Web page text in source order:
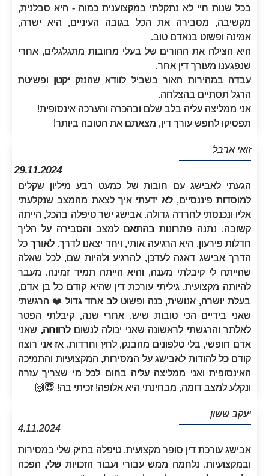
בכל שנות חיי לא נתקלתי במקצוענית כמוה - היא סבלנית,
מקשיבה, מסבירה את הכל בגובה העיניים, היא ישרה,
אמינה ופשוט בנאדם טוב.
היא הצילה את ההורים של בעלי מחובות מתגלגלים, אחרי
שנפגענו מעורך דין אחר.
עבדה במהירות האור בשביל לוודא שהנזק יקטן ופשיטת
הרגל תסתיים בהצלחה.
אני ממליצה עליה בלב שלם ובהכרה והערכה אינסופית!
תפסיקו לחפש עורך דין, מצאתם את הטובה ביותר!
הגעתי לאבישג עם חובות של כמעט רבע מיליון שקלים
למוסדות פיננסיים, לא ידעתי איך לצאת מהמצב שנקלעתי
אליו ונכנסתי לחרדה גדולה. אבישג ישר טיפלה בהכל, הייתה
קשובה, נתנה פתרונות בהתאם למצב והסבירה על הליך
חדלות פירעון. היא הרגיעה אותי, ויחד יצאנו לדרך. לאורך כל
הדרך אבישג דאגה לעדכן, להרגיע ולהיות שם, לכל שאלה
שהייתה לי קיבלתי מענה, והיא הייתה תמיד זמינה. מעבר
להיותה מקצועית, גיליתי עורכת דין שהיא קודם כל בן אדם,
בעלת יושרה, אנושית, כנה ופשוט לב אחד גדול ❤️ הרגשתי
שאני בידיים הכי טובות שיש. אחרי שנה, קיבלתי הפטר
לאלתר והרגשתי לראשונה שאני יכולה לנשום לרווחה, שאני
אדם חופשי, בלי טלפונים מהבנק, לחץ וחרדות. אז אני רוצה
קודם כל להודות לאבישג על המסירות, המקצועיות והתמיכה
האינסופית ואני ממליצה עליה בחום לכל מי שצריך עזרה
ונקלע למצב דומה, מבחינתי היא אלופה! זכיתי בה! 😇🙌‏
זואי ארבל
29.11.2024
אבישג עורכת דין סופר מקצועית. טיפלה בתיק שלי במסירות
ובמקצועיות. נלחמה ממש עבורי ועבור הזכויות שלי, הפכה
יעקב ששון
4.11.2024